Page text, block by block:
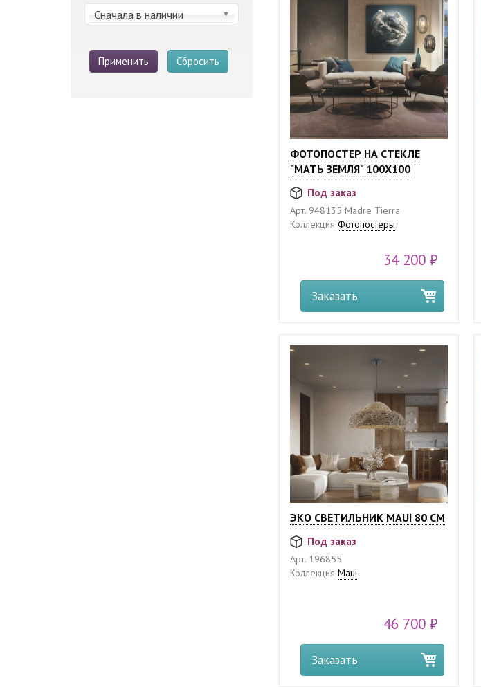
Сначала в наличии
Применить Сбросить
ФОТОПОСТЕР НА СТЕКЛЕ
"МАТЬ ЗЕМЛЯ" 100Х100
Под заказ
Арт.948135 Madre Tierra
Коллекция Фотопостеры
34 200 ₽
Заказать
ЭКО СВЕТИЛЬНИК MAUI 80 СМ
Под заказ
Арт.196855
Коллекция Maui
46 700 ₽
Заказать